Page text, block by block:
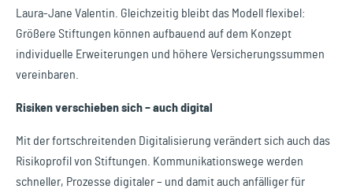
Laura-Jane Valentin. Gleichzeitig bleibt das Modell flexibel:
Größere Stiftungen können aufbauend auf dem Konzept
individuelle Erweiterungen und höhere Versicherungssummen
vereinbaren.
Risiken verschieben sich – auch digital
Mit der fortschreitenden Digitalisierung verändert sich auch das
Risikoprofil von Stiftungen. Kommunikationswege werden
schneller, Prozesse digitaler – und damit auch anfälliger für